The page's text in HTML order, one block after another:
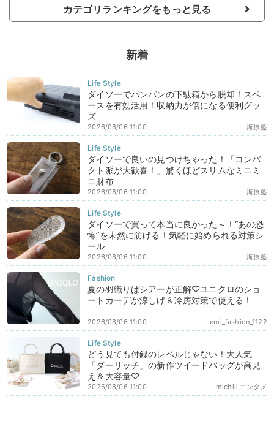
カテゴリランキングをもっと見る
新着
ダイソーでパンパンの下駄箱から脱却！スペ
ースを有効活用！収納力が倍になる便利グッ
ズ
海原藍
2026/08/06 11:00
ダイソーで良いの見つけちゃった！「コンパ
クト派が大歓喜！」驚くほどスリムなミニミ
ニ財布
海原藍
2026/08/06 11:00
ダイソーで買って本当に良かった～！“あの恐
怖”を未然に防げる！気軽に始められる対策シ
ール
海原藍
2026/08/06 11:00
夏の羽織りはシアーが正解♡ユニクロのショ
ートカーデが涼しげ＆冷房対策で使える！
emi_fashion_1122
2026/08/06 11:00
どう見ても付録のレベルじゃない！大人気
「ダーリッチ」の新作ツイードバッグが高見
え＆大容量♡
michill エンタメ
2026/08/06 11:00